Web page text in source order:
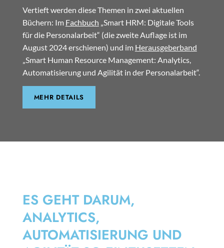
Vertieft werden diese Themen in zwei aktuellen
Büchern: Im Fachbuch „Smart HRM: Digitale Tools
für die Personalarbeit“ (die zweite Auflage ist im
August 2024 erschienen) und im Herausgeberband
„Smart Human Resource Management: Analytics,
Automatisierung und Agilität in der Personalarbeit“.
MEHR DETAILS
ES GEHT DARUM,
ANALYTICS,
AUTOMATISIERUNG UND